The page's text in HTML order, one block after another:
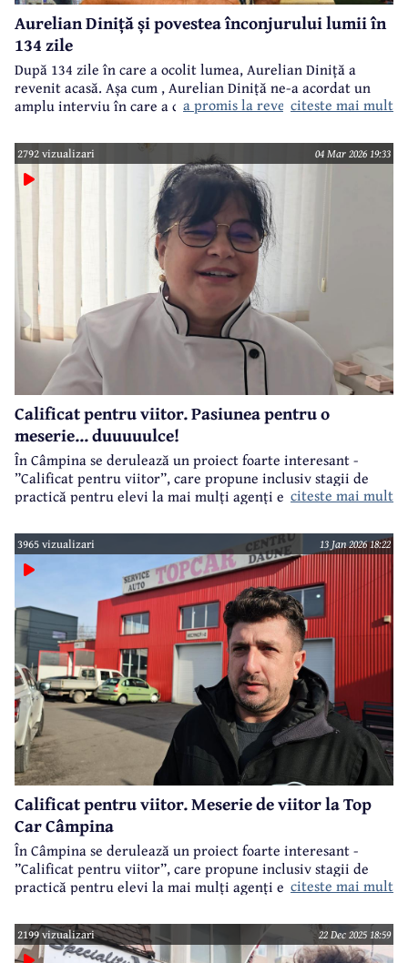
Aurelian Diniță și povestea înconjurului lumii în
134 zile
După 134 zile în care a ocolit lumea, Aurelian Diniță a
revenit acasă. Așa cum
a promis la revenirea la Câmpina
, Aurelian Diniță ne-a acordat un
amplu interviu în care a depănat amintiri dinciteste mai mult
2792 vizualizari 04 Mar 2026 19:33
Calificat pentru viitor. Pasiunea pentru o
meserie... duuuuulce!
În Câmpina se derulează un proiect foarte interesant -
”Calificat pentru viitor”, care propune inclusiv stagii de
practică pentru elevi la mai mulți agenți economici din
citeste mai mult
3965 vizualizari 13 Jan 2026 18:22
Calificat pentru viitor. Meserie de viitor la Top
Car Câmpina
În Câmpina se derulează un proiect foarte interesant -
”Calificat pentru viitor”, care propune inclusiv stagii de
practică pentru elevi la mai mulți agenți economici din
citeste mai mult
2199 vizualizari 22 Dec 2025 18:59